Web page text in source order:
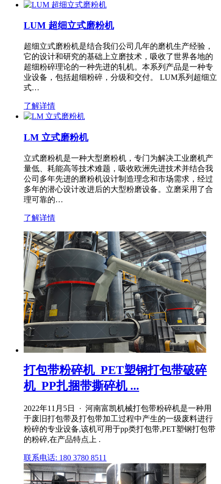
LUM 超细立式磨粉机
超细立式磨粉机是结合我们公司几年的磨机生产经验，
它的设计和研究的基础上立磨技术，吸收了世界各地的
超细粉碎理论的一种先进的轧机。本系列产品是一种专
业设备，包括超细粉碎，分级和交付。 LUM系列超细立
式…
了解详情
LM 立式磨粉机
立式磨粉机是一种大型磨粉机，专门为解决工业磨机产
量低、耗能高等技术难题，吸收欧洲先进技术并结合我
公司多年先进的磨粉机设计制造理念和市场需求，经过
多年的潜心设计改进后的大型粉磨设备。立磨采用了合
理可靠的…
了解详情
打包带粉碎机_PET塑钢打包带破碎
机_PP扎捆带撕碎机 ...
2022年11月5日 · 河南富凯机械打包带粉碎机是一种用
于废旧打包带及打包带加工过程中产生的一级废料进行
粉碎的专业设备,该机可用于pp类打包带,PET塑钢打包带
的粉碎,在产品特点上 .
联系电话: 180 3780 8511